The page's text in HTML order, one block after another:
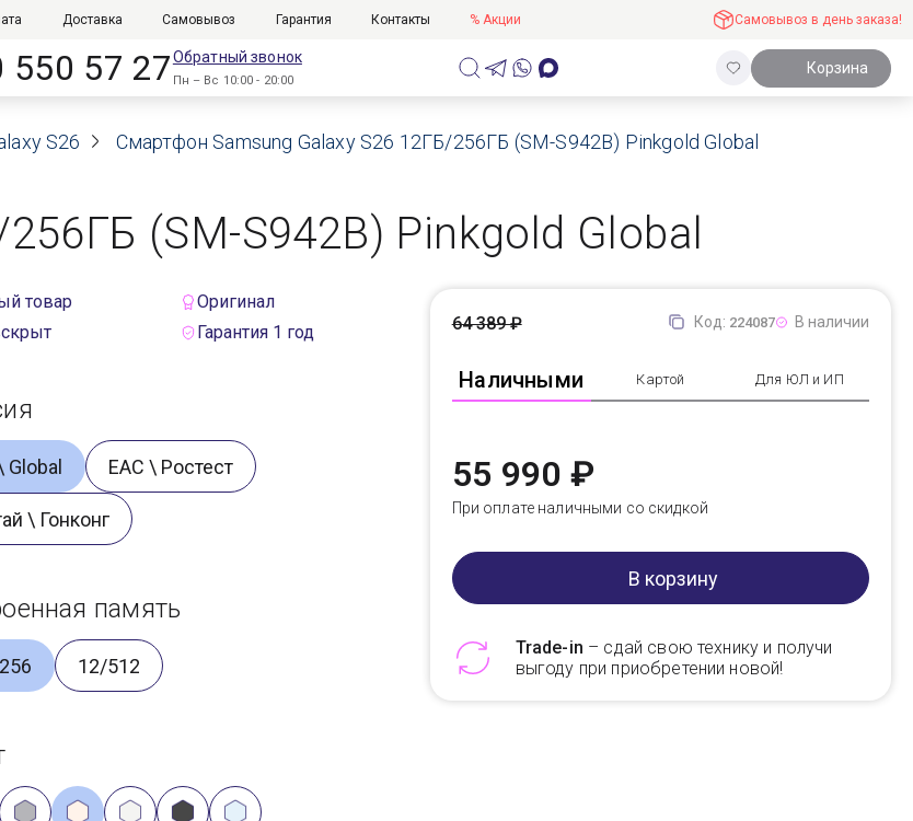
Доставка Самовывоз Гарантия Контакты % Акции Самовывоз в день заказа!
550 57 27Обратный звонок
Пн – Вс 10:00 - 20:00
Корзина
S26 Смартфон Samsung Galaxy S26 12ГБ/256ГБ (SM-S942B) Pinkgold Global
(SM-S942B) Pinkgold Global
товар
Оригинал
Гарантия 1 год
Global ЕАС \ Ростест
\ Гонконг
память
12/512
Код: 224087 В наличии
Наличными Картой Для ЮЛ и ИП
64 389 ₽
55 990 ₽
При оплате наличными со скидкой
В корзину
Trade-in – сдай свою технику и получи
выгоду при приобретении новой!